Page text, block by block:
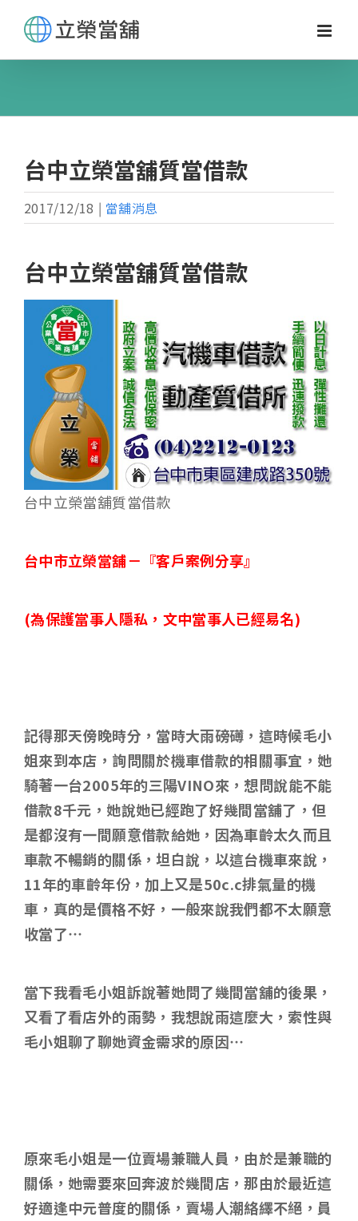
content
台中立榮當舖質當借款
2017/12/18 | 當舖消息
台中立榮當舖質當借款
台中立榮當舖質當借款
台中市立榮當舖－ 『客戶案例分享』
(為保護當事人隱私，文中當事人已經易名)
記得那天傍晚時分，當時大雨磅礡，這時候毛小
姐來到本店，詢問關於機車借款的相關事宜，她
騎著一台2005年的三陽VINO來，想問說能不能
借款8千元，她說她已經跑了好幾間當舖了，但
是都沒有一間願意借款給她，因為車齡太久而且
車款不暢銷的關係，坦白說，以這台機車來說，
11年的車齡年份，加上又是50c.c排氣量的機
車，真的是價格不好，一般來說我們都不太願意
收當了…
當下我看毛小姐訴說著她問了幾間當舖的後果，
又看了看店外的雨勢，我想說雨這麼大，索性與
毛小姐聊了聊她資金需求的原因…
原來毛小姐是一位賣場兼職人員，由於是兼職的
關係，她需要來回奔波於幾間店，那由於最近這
好適逢中元普度的關係，賣場人潮絡繹不絕，員